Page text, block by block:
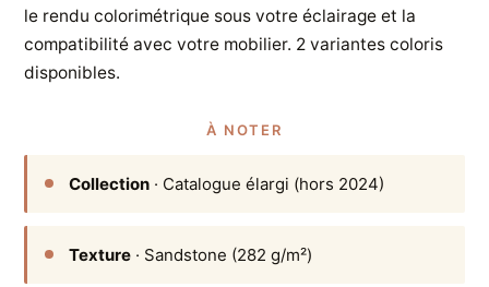
le rendu colorimétrique sous votre éclairage et la
compatibilité avec votre mobilier. 2 variantes coloris
disponibles.
À NOTER
Collection · Catalogue élargi (hors 2024)
Texture · Sandstone (282 g/m²)